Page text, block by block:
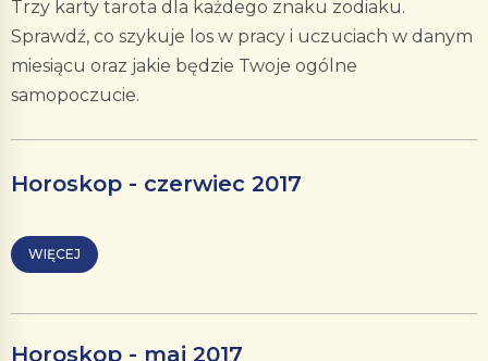
Trzy karty tarota dla każdego znaku zodiaku.
Sprawdź, co szykuje los w pracy i uczuciach w danym
miesiącu oraz jakie będzie Twoje ogólne
samopoczucie.
Horoskop - czerwiec 2017
WIĘCEJ
Horoskop - maj 2017